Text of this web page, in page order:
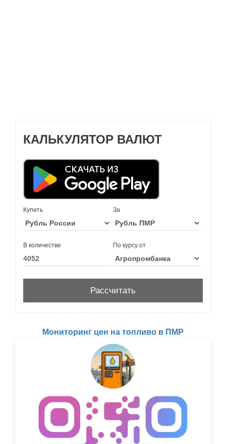
КАЛЬКУЛЯТОР ВАЛЮТ
Купить За
В количестве По курсу от
Мониторинг цен на топливо в ПМР